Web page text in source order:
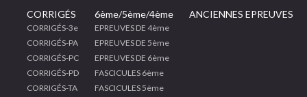
CORRIGÉS
CORRIGÉS-3e
CORRIGÉS-PA
CORRIGÉS-PC
CORRIGÉS-PD
CORRIGÉS-TA
6ème/5ème/4ème
EPREUVES DE 4ème
EPREUVES DE 5ème
EPREUVES DE 6ème
FASCICULES 6ème
FASCICULES 5ème
ANCIENNES EPREUVES